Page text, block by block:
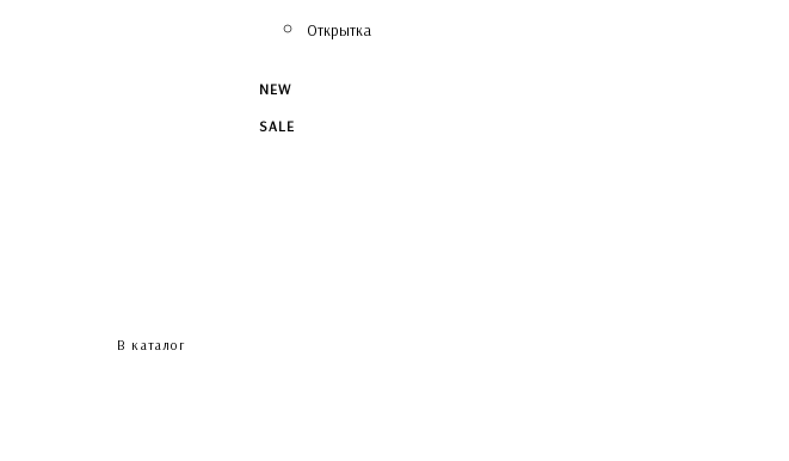
Открытка
NEW
SALE
В каталог